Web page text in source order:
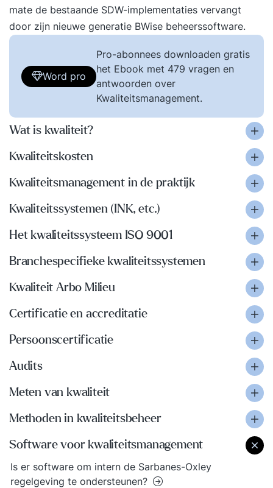
mate de bestaande SDW-implementaties vervangt
door zijn nieuwe generatie BWise beheerssoftware.
Word pro
Pro-abonnees downloaden gratis
het Ebook met 479 vragen en
antwoorden over
Kwaliteitsmanagement.
Wat is kwaliteit?
Kwaliteitskosten
Kwaliteitsmanagement in de praktijk
Kwaliteitssystemen (INK, etc.)
Het kwaliteitssysteem ISO 9001
Branchespecifieke kwaliteitssystemen
Kwaliteit Arbo Milieu
Certificatie en accreditatie
Persoonscertificatie
Audits
Meten van kwaliteit
Methoden in kwaliteitsbeheer
Software voor kwaliteitsmanagement
Is er software om intern de Sarbanes-Oxley
regelgeving te ondersteunen?